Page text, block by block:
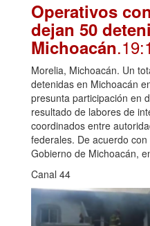
Operativos
dejan 50
Michoacán
Morelia, Michoacán. Un
detenidas en Michoacán
presunta participación en
resultado de labores de
coordinados entre
federales. De acuerdo
Gobierno de Michoacán,
Canal 44